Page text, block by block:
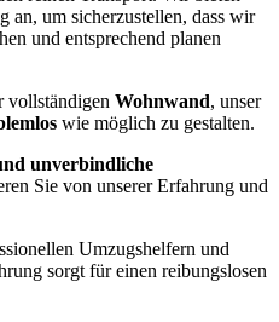
an, um sicherzustellen, dass wir
und entsprechend planen
vollständigen Wohnwand, unser
wie möglich zu gestalten.
unverbindliche
Sie von unserer Erfahrung und
Umzugshelfern und
sorgt für einen reibungslosen